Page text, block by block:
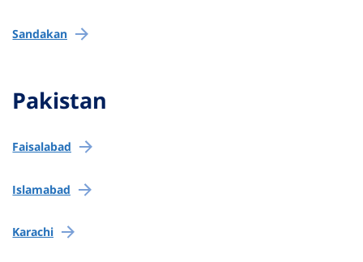
Sandakan
Pakistan
Faisalabad
Islamabad
Karachi